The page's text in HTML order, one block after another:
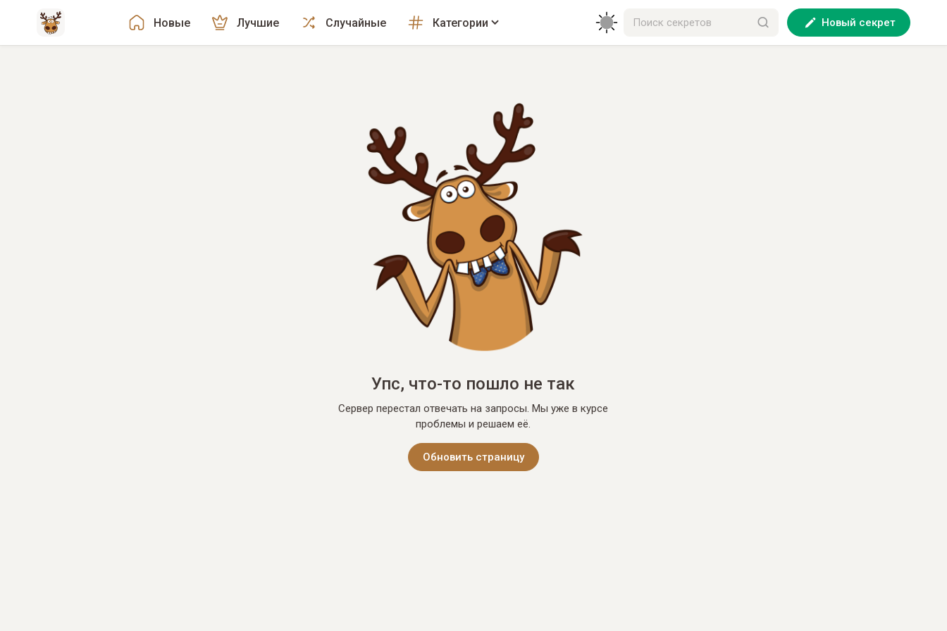
Новые Лучшие Случайные Категории Новый секрет
Упс, что-то пошло не так
Сервер перестал отвечать на запросы. Мы уже в курсе
проблемы и решаем её.
Обновить страницу